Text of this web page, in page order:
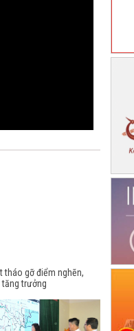
tháo gỡ điểm nghẽn,
trưởng